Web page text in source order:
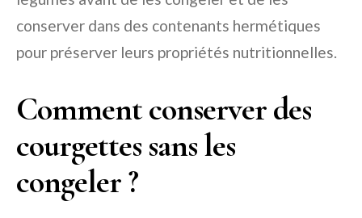
conserver dans des contenants hermétiques
pour préserver leurs propriétés nutritionnelles.
Comment conserver des
courgettes sans les
congeler ?